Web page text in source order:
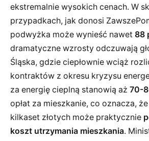
ekstremalnie wysokich cenach. W
przypadkach, jak donosi
podwyżka może wynieść nawet 88
dramatyczne wzrosty odczuwają
Śląska, gdzie ciepłownie wciąż
kontraktów z okresu kryzysu
za energię cieplną stanowią aż 70-
opłat za mieszkanie, co oznacza,
kilkaset złotych może praktycznie
koszt utrzymania mieszkania.